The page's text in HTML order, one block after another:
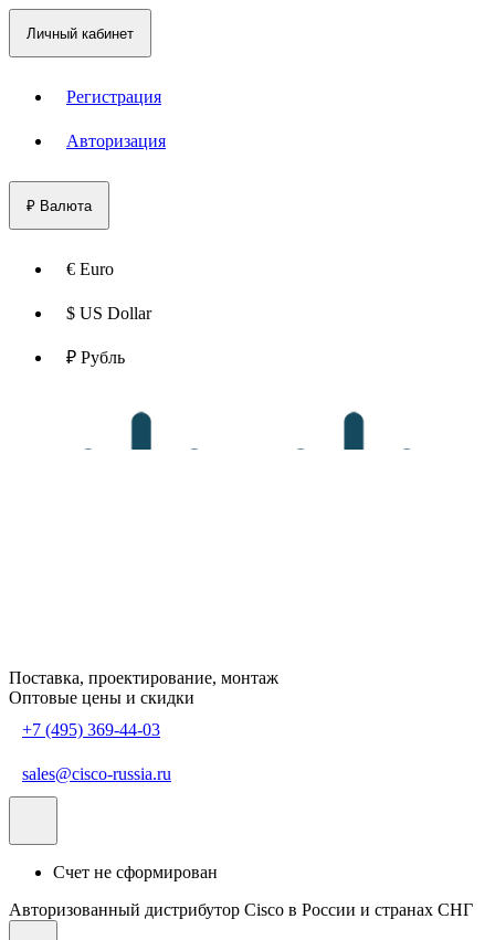
Личный кабинет
Регистрация
Авторизация
₽ Валюта
€ Euro
$ US Dollar
₽ Рубль
Поставка, проектирование, монтаж
Оптовые цены и скидки
+7 (495) 369-44-03
sales@cisco-russia.ru
Счет не сформирован
Авторизованный дистрибутор Cisco в России и странах СНГ